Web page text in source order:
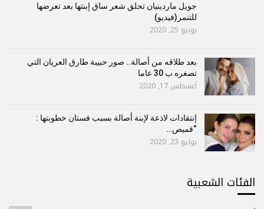
جويل ماردينيان تحلق شعر ساق إبنتها بعد تعرضها
للتنمر(فيديو)
يونيو 25, 2020
بعد طلاقه من أصالة.. صور حبيبة طارق العريان التي
تصغره ب 30 عاما
أغسطس 17, 2020
إنتقادات لاذعة لإبنة أصالة بسبب فستان خطوبتها :
“قميص…
يوليو 23, 2020
الفئات الشعبية